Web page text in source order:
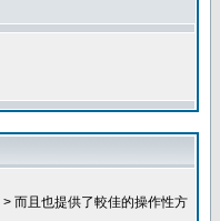
而且也提供了較佳的操作性方